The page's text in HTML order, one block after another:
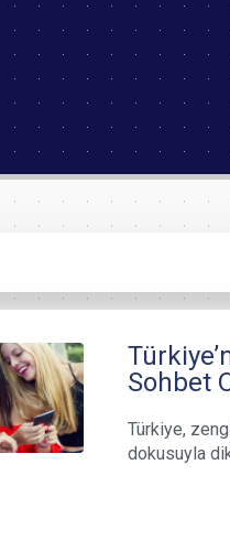
Sohbet
Türkiye,
dokusuyla